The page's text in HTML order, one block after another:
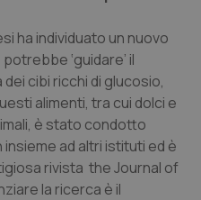
ha individuato un nuovo
‘guidare’ il
cibi ricchi di glucosio,
alimenti, tra cui dolci e
è stato condotto
insieme ad altri istituti ed è
rivista theJournal of
la ricerca è il